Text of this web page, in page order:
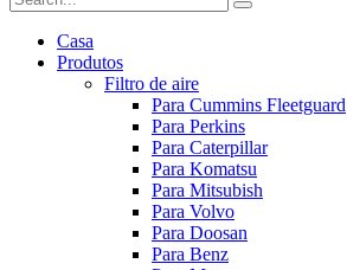
Casa
Produtos
Filtro de aire
Para Cummins Fleetguard
Para Perkins
Para Caterpillar
Para Komatsu
Para Mitsubish
Para Volvo
Para Doosan
Para Benz